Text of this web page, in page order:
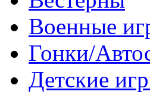
Военные
Гонки/
Детские